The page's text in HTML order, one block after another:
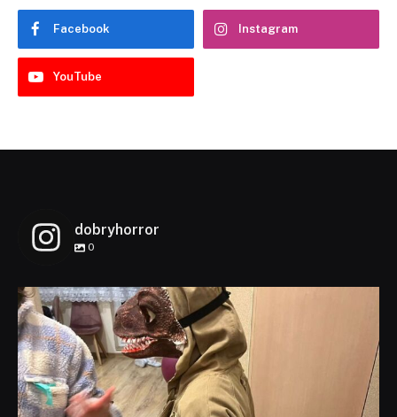
Facebook Instagram
YouTube
dobryhorror
0
dobryhorror
Lis 1